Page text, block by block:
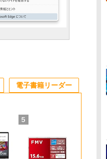
電子書籍リーダー